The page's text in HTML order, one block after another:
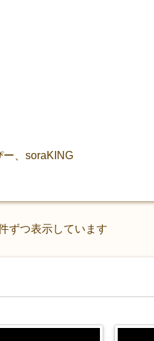
、soraKING
ずつ表示しています